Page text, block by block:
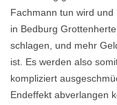
Fachmann tun wird
in Bedburg
schlagen, und mehr
ist. Es werden also
kompliziert
Endeffekt abverlangen